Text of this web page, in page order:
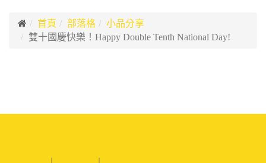
首頁 部落格 小品分享
雙十國慶快樂！Happy Double Tenth National Day!